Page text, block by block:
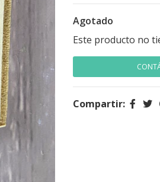
Agotado
Este producto no
Compartir: